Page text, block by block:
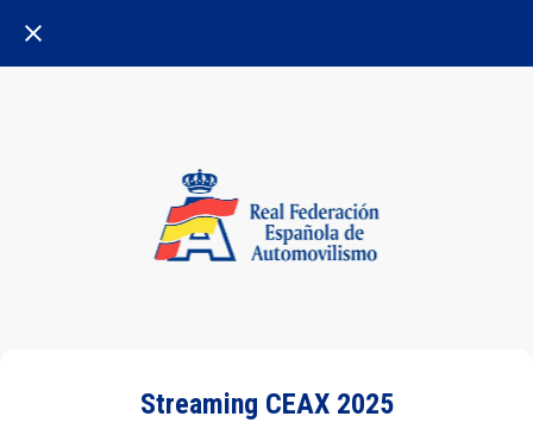
Streaming CEAX 2025